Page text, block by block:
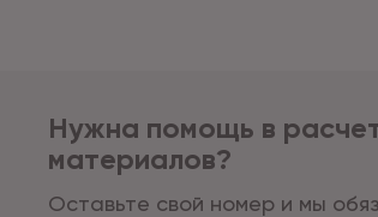
Нужна помощь в
материалов?
Оставьте свой номер и мы